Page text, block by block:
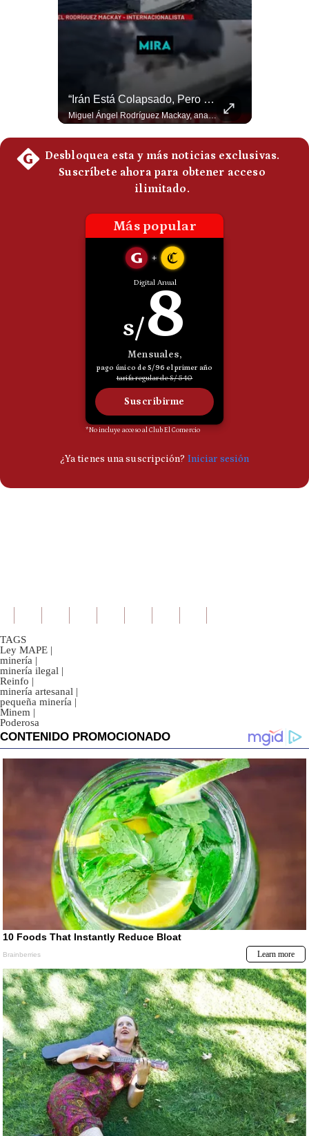
“Irán Está Colapsado, Pero EE.UU. Parece Desesperado” | #radar24
Miguel Ángel Rodríguez Mackay, analista internacional, sostiene que las negociaciones fueron impulsadas por Irán y no por Estados Unidos. Según su análisis, Teherán estaría debilitado militar y económicamente, aunque la narrativa internacional presenta a Trump como el líder desesperado por terminar una guerra que no puede ganar. #Geopolitica #Iran #DonaldTrump #RodriguezMackay #EEUU #NoticiasInternacionales #PoliticaInternacional #AnalisisGeopolitico #Shorts 👉 Suscríbete y activa la campana para no perderte nuestro análisis diario. 🌎 Síguenos en nuestras redes sociales: 📌 Web oficial: https://gestion.pe/mundo/ 📌 LinkedIn: http://bit.ly/3HYIET0 📌 X (Twitter): http://bit.ly/4noZtX9 📌 TikTok: http://bit.ly/4evB6TO
TAGS
Ley MAPE |
minería |
minería ilegal |
Reinfo |
minería artesanal |
pequeña minería |
Minem |
Poderosa